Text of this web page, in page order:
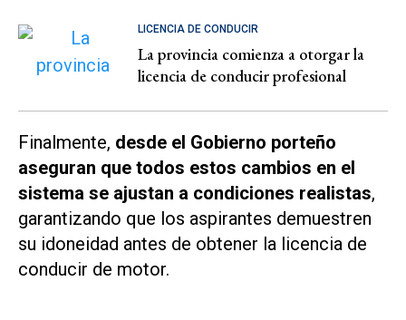
LICENCIA DE CONDUCIR
La provincia comienza a otorgar la
licencia de conducir profesional
Finalmente, desde el Gobierno porteño
aseguran que todos estos cambios en el
sistema se ajustan a condiciones realistas,
garantizando que los aspirantes demuestren
su idoneidad antes de obtener la licencia de
conducir de motor.